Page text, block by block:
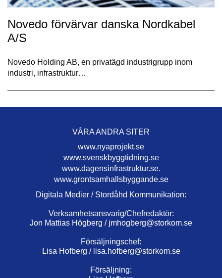
Novedo förvärvar danska Nordkabel
A/S
Novedo Holding AB, en privatägd industrigrupp inom
industri, infrastruktur…
VÅRA ANDRA SITER
www.nyaprojekt.se
www.svenskbyggtidning.se
www.dagensinfrastruktur.se.
www.grontsamhallsbyggande.se
Digitala Medier / Stordåhd Kommunikation:
Verksamhetsansvarig/Chefredaktör:
Jon Mattias Högberg / jmhogberg@storkom.se
Försäljningschef:
Lisa Hofberg / lisa.hofberg@storkom.se
Försäljning: